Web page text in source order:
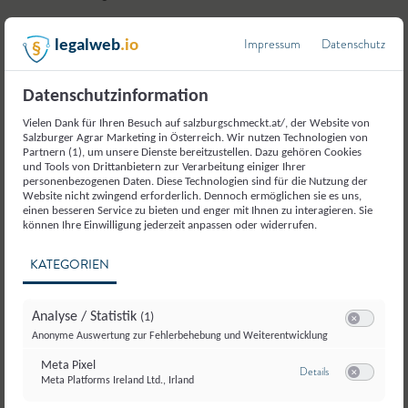
2.
Dann wird es warm ausgebeint, erkaltet in feine
Scheiben geschnitten.
3.
Zwiebeln in feine Ringe schneiden, mit kochendem
Wasser übergießen. 10 Minuten ziehen lassen,
dann abseihen.
4.
Zucker, Salz, Essig, Öl, Wasser, Senf und Pfeffer
Ochsenmaul, Zwiebeln und Marinade gut
vermischen, 30 Minuten ziehen lassen.
6. Anrichten und mit Kerbel garnieren.
legalweb.io Impressum Datenschutz
Datenschutzinformation
Vielen Dank für Ihren Besuch auf salzburgschmeckt.at/, der Website von
Salzburger Agrar Marketing in Österreich. Wir nutzen Technologien von
Partnern (1), um unsere Dienste bereitzustellen. Dazu gehören Cookies
und Tools von Drittanbietern zur Verarbeitung einiger Ihrer
personenbezogenen Daten. Diese Technologien sind für die Nutzung der
Website nicht zwingend erforderlich. Dennoch ermöglichen sie es uns,
einen besseren Service zu bieten und enger mit Ihnen zu interagieren. Sie
können Ihre Einwilligung jederzeit anpassen oder widerrufen.
KATEGORIEN
Analyse / Statistik (1)
Anonyme Auswertung zur Fehlerbehebung und Weiterentwicklung
Meta Pixel
Meta Platforms Ireland Ltd., Irland
Detailszu Meta Pixel